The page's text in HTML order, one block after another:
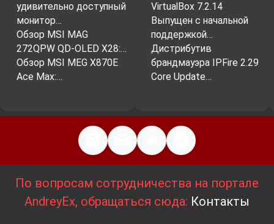
удивительно доступный
монитор…
Обзор MSI MAG
272QPW QD-OLED X28:…
Обзор MSI MEG X870E
Ace Max:…
VirtualBox 7.2.14
Выпущен с начальной
поддержкой…
Дистрибутив
брандмауэра IPFire 2.29
Core Update…
По вопросам сотрудничества на портале
AndreyEx, обращаться сюда: Контакты